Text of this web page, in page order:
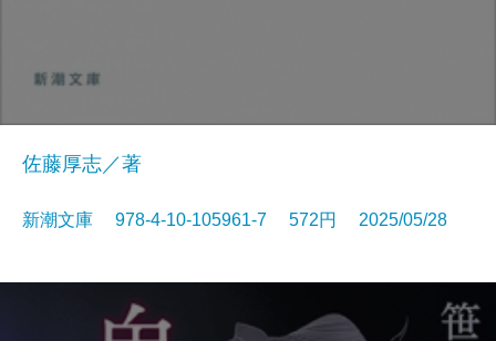
佐藤厚志／著
新潮文庫 978-4-10-105961-7 572円 2025/05/28